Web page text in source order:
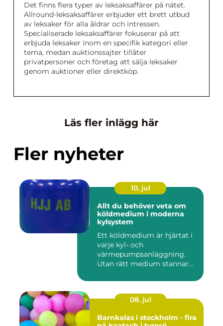
Det finns flera typer av leksaksaffärer på nätet.
Allround-leksaksaffärer erbjuder ett brett utbud
av leksaker för alla åldrar och intressen.
Specialiserade leksaksaffärer fokuserar på att
erbjuda leksaker inom en specifik kategori eller
tema, medan auktionssajter tillåter
privatpersoner och företag att sälja leksaker
genom auktioner eller direktköp.
Läs fler inlägg här
Fler nyheter
10. jul
Allt du behöver veta om
köldmedium i moderna
kylsystem
Ett köldmedium är hjärtat i
varje kyl- och
värmepumpsanläggning.
Utan rätt medium stannar
08. jul
Barnkalas i stockholm - fira